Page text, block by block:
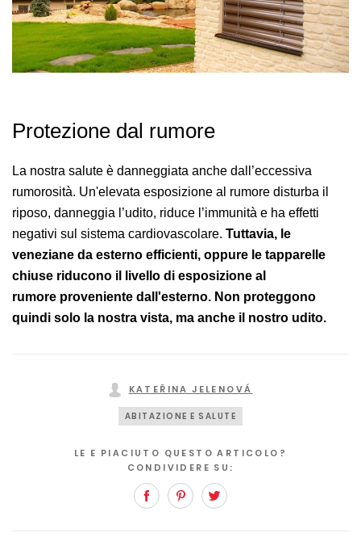
Protezione dal rumore
La nostra salute è danneggiata anche dall’eccessiva
rumorosità. Un'elevata esposizione al rumore disturba il
riposo, danneggia l’udito, riduce l’immunità e ha effetti
negativi sul sistema cardiovascolare. Tuttavia, le
veneziane da esterno efficienti, oppure le tapparelle
chiuse riducono il livello di esposizione al
rumore proveniente dall'esterno. Non proteggono
quindi solo la nostra vista, ma anche il nostro udito.
KATEŘINA JELENOVÁ
ABITAZIONE E SALUTE
LE E PIACIUTO QUESTO ARTICOLO?
CONDIVIDERE SU:
FacebookPinterest